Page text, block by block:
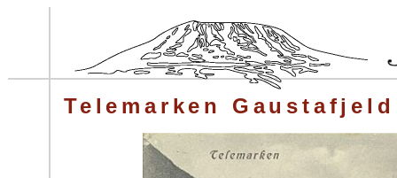
Telemarken Gaustafjeld